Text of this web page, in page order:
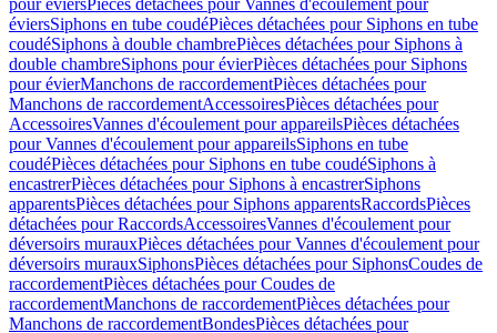
pour éviersPièces détachées pour Vannes d'écoulement pour
éviersSiphons en tube coudéPièces détachées pour Siphons en tube
coudéSiphons à double chambrePièces détachées pour Siphons à
double chambreSiphons pour évierPièces détachées pour Siphons
pour évierManchons de raccordementPièces détachées pour
Manchons de raccordementAccessoiresPièces détachées pour
AccessoiresVannes d'écoulement pour appareilsPièces détachées
pour Vannes d'écoulement pour appareilsSiphons en tube
coudéPièces détachées pour Siphons en tube coudéSiphons à
encastrerPièces détachées pour Siphons à encastrerSiphons
apparentsPièces détachées pour Siphons apparentsRaccordsPièces
détachées pour RaccordsAccessoiresVannes d'écoulement pour
déversoirs murauxPièces détachées pour Vannes d'écoulement pour
déversoirs murauxSiphonsPièces détachées pour SiphonsCoudes de
raccordementPièces détachées pour Coudes de
raccordementManchons de raccordementPièces détachées pour
Manchons de raccordementBondesPièces détachées pour